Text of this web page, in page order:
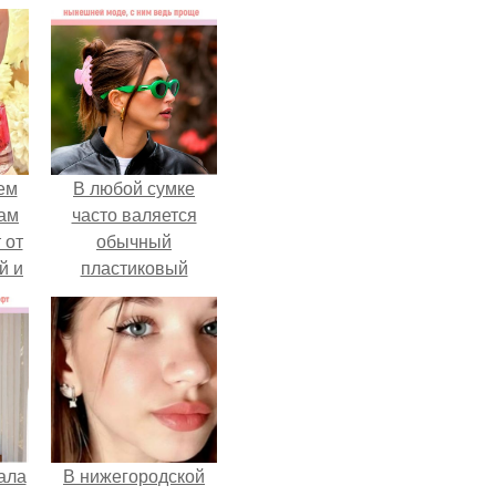
и
и
В любой сумке
часто валяется
обычный
пластиковый
крабик.
В нижегородской